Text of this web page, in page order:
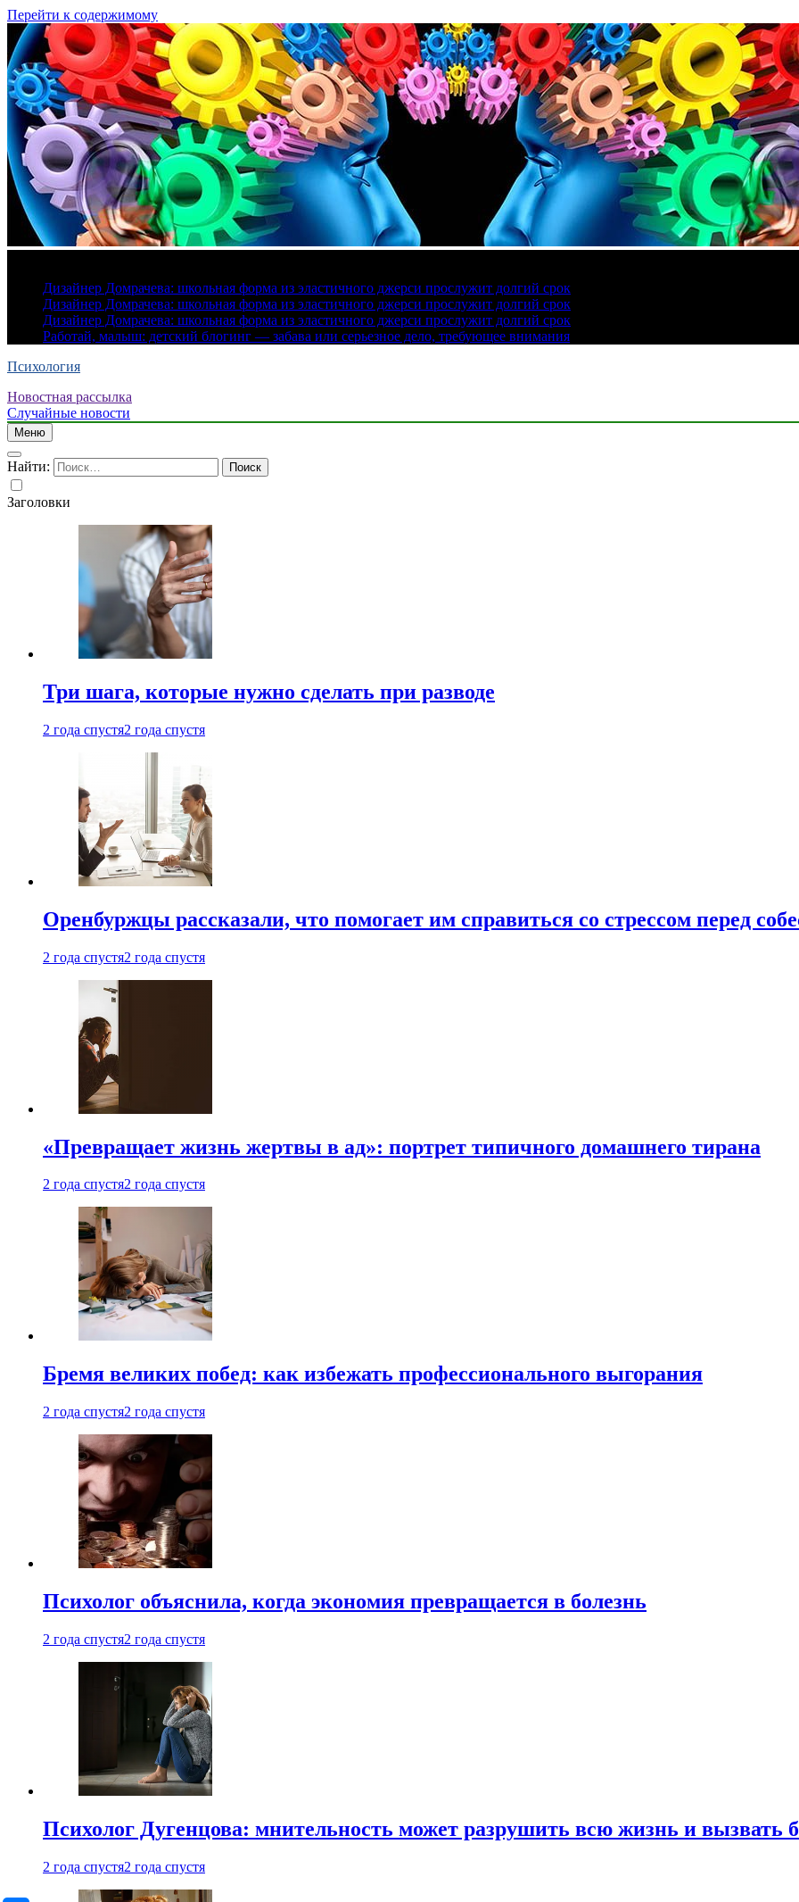
Перейти к содержимому
Дизайнер Домрачева: школьная форма из эластичного джерси прослужит долгий срок
Дизайнер Домрачева: школьная форма из эластичного джерси прослужит долгий срок
Дизайнер Домрачева: школьная форма из эластичного джерси прослужит долгий срок
Работай, малыш: детский блогинг — забава или серьезное дело, требующее внимания
Психология
Новостная рассылка
Случайные новости
Меню
Найти:
Заголовки
Три шага, которые нужно сделать при разводе
2 года спустя2 года спустя
Оренбуржцы рассказали, что помогает им справиться со стрессом перед
2 года спустя2 года спустя
«Превращает жизнь жертвы в ад»: портрет типичного домашнего тирана
2 года спустя2 года спустя
Бремя великих побед: как избежать профессионального выгорания
2 года спустя2 года спустя
Психолог объяснила, когда экономия превращается в болезнь
2 года спустя2 года спустя
Психолог Дугенцова: мнительность может разрушить всю жизнь и вызвать
2 года спустя2 года спустя